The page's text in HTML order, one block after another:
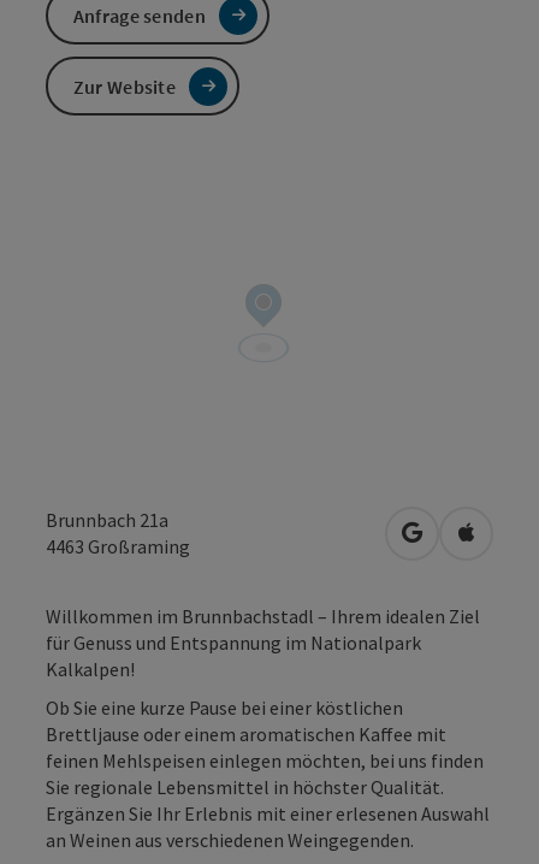
Brunnbach 21a
4463 Großraming in Google
in
Willkommen im Brunnbachstadl – Ihrem idealen Ziel
für Genuss und Entspannung im Nationalpark
Kalkalpen!
Ob Sie eine kurze Pause bei einer köstlichen
Brettljause oder einem aromatischen Kaffee mit
feinen Mehlspeisen einlegen möchten, bei uns finden
Sie regionale Lebensmittel in höchster Qualität.
Ergänzen Sie Ihr Erlebnis mit einer erlesenen Auswahl
an Weinen aus verschiedenen Weingegenden.
Anfrage senden
Zur Website